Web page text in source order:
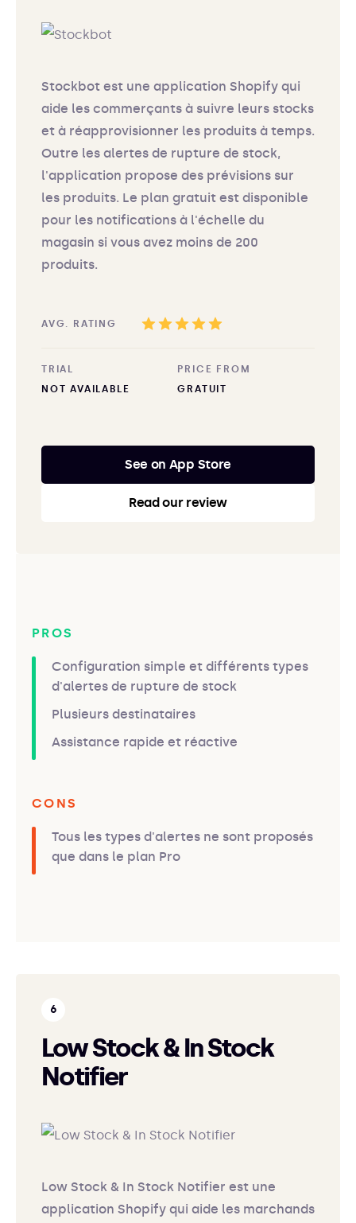
Stockbot est une application Shopify qui
aide les commerçants à suivre leurs stocks
et à réapprovisionner les produits à temps.
Outre les alertes de rupture de stock,
l'application propose des prévisions sur
les produits. Le plan gratuit est disponible
pour les notifications à l'échelle du
magasin si vous avez moins de 200
produits.
AVG. RATING
TRIAL
NOT AVAILABLE
PRICE FROM
GRATUIT
See on App Store
Read our review
PROS
Configuration simple et différents types
d'alertes de rupture de stock
Plusieurs destinataires
Assistance rapide et réactive
CONS
Tous les types d'alertes ne sont proposés
que dans le plan Pro
Low Stock & In Stock
Notifier
Low Stock & In Stock Notifier est une
application Shopify qui aide les marchands